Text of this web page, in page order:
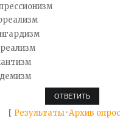
[ Результаты·Архив